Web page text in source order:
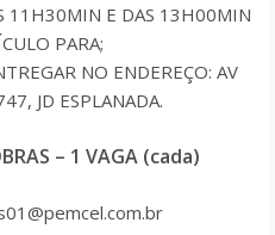
11H30MIN E DAS 13H00MIN
PARA;
NO ENDEREÇO: AV
JD ESPLANADA.
– 1 VAGA (cada)